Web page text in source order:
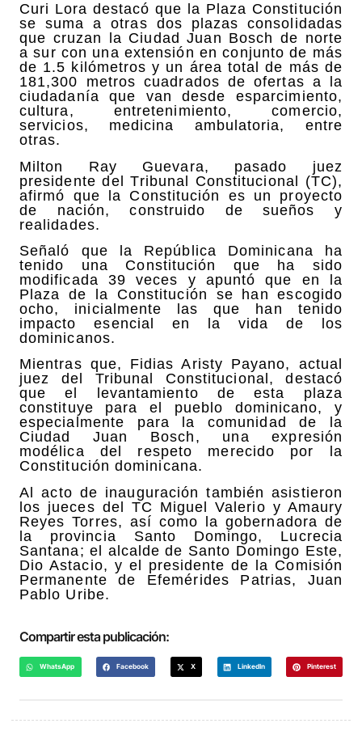
Curi Lora destacó que la Plaza Constitución
se suma a otras dos plazas consolidadas
que cruzan la Ciudad Juan Bosch de norte
a sur con una extensión en conjunto de más
de 1.5 kilómetros y un área total de más de
181,300 metros cuadrados de ofertas a la
ciudadanía que van desde esparcimiento,
cultura, entretenimiento, comercio,
servicios, medicina ambulatoria, entre
otras.
Milton Ray Guevara, pasado juez
presidente del Tribunal Constitucional (TC),
afirmó que la Constitución es un proyecto
de nación, construido de sueños y
realidades.
Señaló que la República Dominicana ha
tenido una Constitución que ha sido
modificada 39 veces y apuntó que en la
Plaza de la Constitución se han escogido
ocho, inicialmente las que han tenido
impacto esencial en la vida de los
dominicanos.
Mientras que, Fidias Aristy Payano, actual
juez del Tribunal Constitucional, destacó
que el levantamiento de esta plaza
constituye para el pueblo dominicano, y
especialmente para la comunidad de la
Ciudad Juan Bosch, una expresión
modélica del respeto merecido por la
Constitución dominicana.
Al acto de inauguración también asistieron
los jueces del TC Miguel Valerio y Amaury
Reyes Torres, así como la gobernadora de
la provincia Santo Domingo, Lucrecia
Santana; el alcalde de Santo Domingo Este,
Dio Astacio, y el presidente de la Comisión
Permanente de Efemérides Patrias, Juan
Pablo Uribe.
Compartir esta publicación:
WhatsApp Facebook X LinkedIn Pinterest